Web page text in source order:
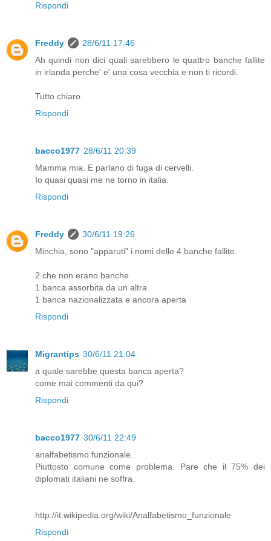
Rispondi
Freddy
28/6/11 17:46
Ah quindi non dici quali sarebbero le quattro banche fallite
in irlanda perche' e' una cosa vecchia e non ti ricordi.
Tutto chiaro.
Rispondi
bacco1977 28/6/11 20:39
Mamma mia. E parlano di fuga di cervelli.
Io quasi quasi me ne torno in italia.
Rispondi
Freddy
30/6/11 19:26
Minchia, sono "apparuti" i nomi delle 4 banche fallite.
2 che non erano banche
1 banca assorbita da un altra
1 banca nazionalizzata e ancora aperta
Rispondi
Migrantips 30/6/11 21:04
a quale sarebbe questa banca aperta?
come mai commenti da qui?
Rispondi
bacco1977 30/6/11 22:49
analfabetismo funzionale.
Piuttosto comune come problema. Pare che il 75% dei
diplomati italiani ne soffra.
http://it.wikipedia.org/wiki/Analfabetismo_funzionale
Rispondi